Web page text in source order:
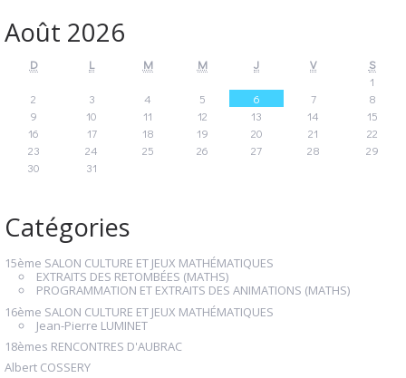
Août 2026
D L M M J V
S
1
2
3 4 5 6 7
8
9
10 11 12 13 14
15
16
17 18 19 20 21
22
23
24 25 26 27 28
29
30
31
Catégories
15ème SALON CULTURE ET JEUX MATHÉMATIQUES
EXTRAITS DES RETOMBÉES (MATHS)
PROGRAMMATION ET EXTRAITS DES ANIMATIONS (MATHS)
16ème SALON CULTURE ET JEUX MATHÉMATIQUES
Jean-Pierre LUMINET
18èmes RENCONTRES D'AUBRAC
Albert COSSERY